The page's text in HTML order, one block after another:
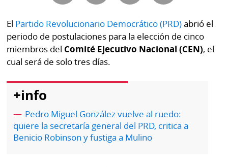
Buscador
Comunicados
Catálogos
Kiosko
Luctuosas
Temas
Autores
Notas
al
lector
Buenas
prácticas
El Partido Revolucionario Democrático (PRD)abrió el
periodo de postulaciones para la elección de cinco
miembros del Comité Ejecutivo Nacional (CEN), el
cual será de solo tres días.
+info
Pedro Miguel González vuelve al ruedo:
quiere la secretaría general del PRD, critica a
Benicio Robinson y fustiga a Mulino